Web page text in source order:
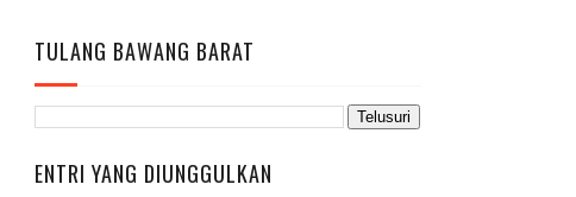
TULANG BAWANG BARAT
ENTRI YANG DIUNGGULKAN